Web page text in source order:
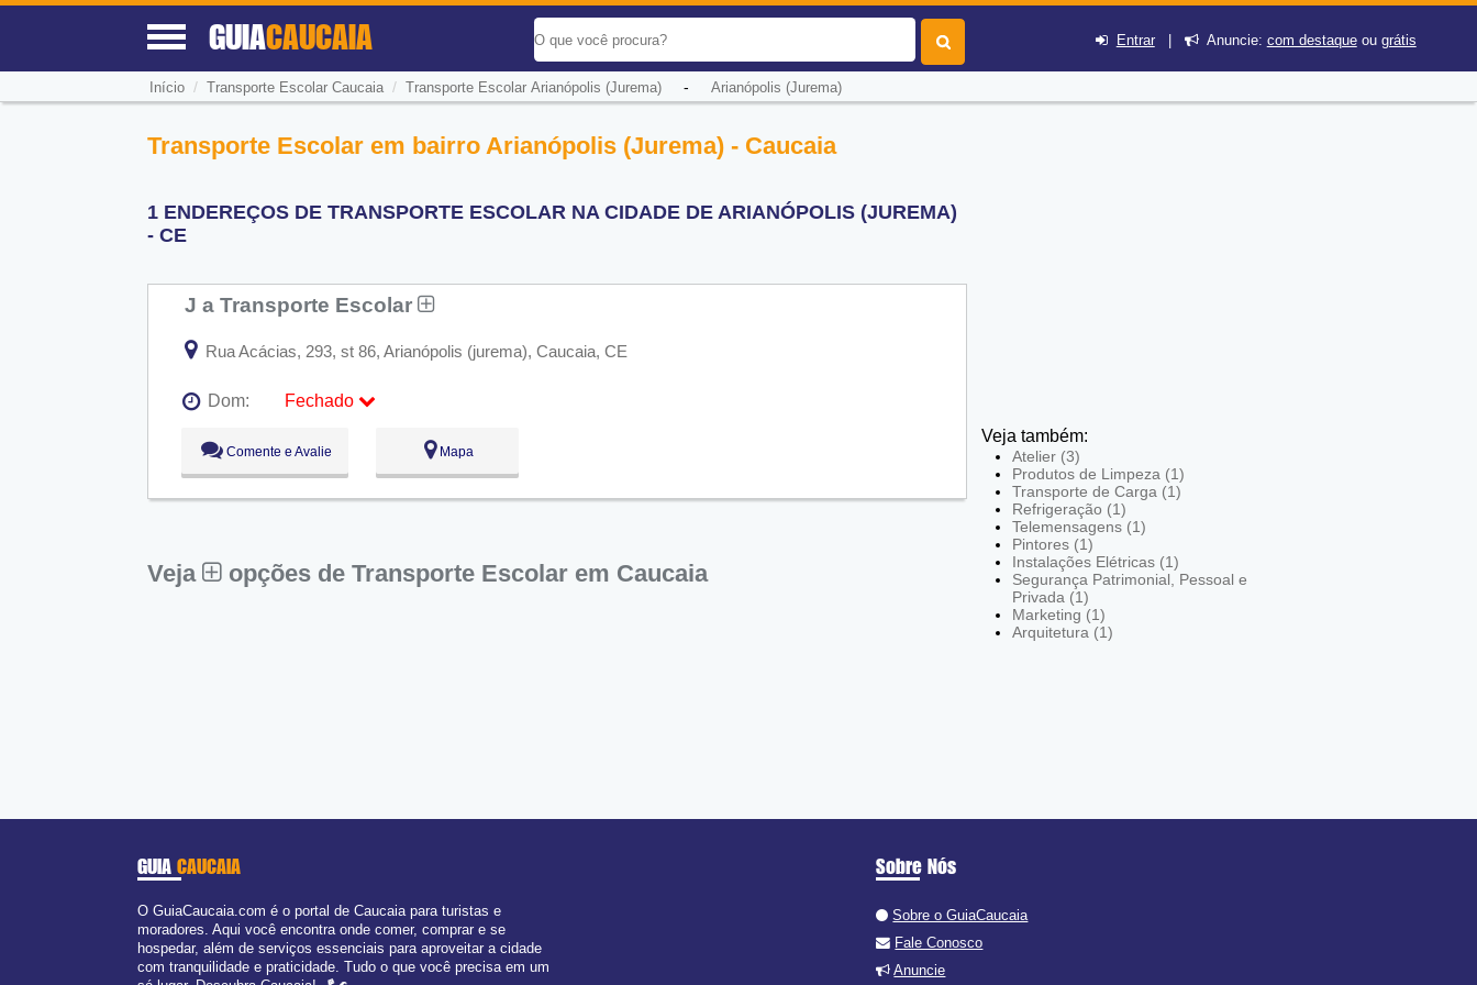
GUIACAUCAIA Entrar| Anuncie: com destaqueou grátis
Início / Transporte Escolar Caucaia/ Transporte Escolar Arianópolis (Jurema)- Arianópolis (Jurema)
Transporte Escolar em bairro Arianópolis (Jurema) - Caucaia
1 ENDEREÇOS DE TRANSPORTE ESCOLAR NA CIDADE DE ARIANÓPOLIS (JUREMA)
- CE
J a Transporte Escolar
Rua Acácias, 293, st 86, Arianópolis (jurema), Caucaia, CE
Dom:
Fechado
Seg:
Ter:
09:00 - 18:00
Qua:
09:00 - 18:00
Qui:
09:00 - 18:00
Comente e Avalie Mapa
Veja opções de Transporte Escolar em Caucaia
Veja também:
Atelier (3)
Produtos de Limpeza (1)
Transporte de Carga (1)
Refrigeração (1)
Telemensagens (1)
Pintores (1)
Instalações Elétricas (1)
Segurança Patrimonial, Pessoal e
Privada (1)
Marketing (1)
Arquitetura (1)
GUIACAUCAIA
O GuiaCaucaia.com é o portal de Caucaia para turistas e
moradores. Aqui você encontra onde comer, comprar e se
hospedar, além de serviços essenciais para aproveitar a cidade
com tranquilidade e praticidade. Tudo o que você precisa em um
Sobre Nós
Sobre o GuiaCaucaia
Fale Conosco
Anuncie